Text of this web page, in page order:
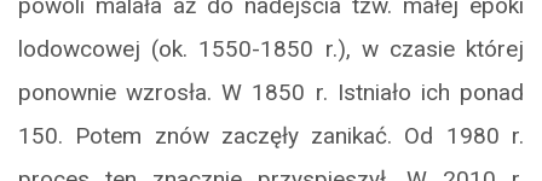
lodowcowej (ok. 1550-1850 r.), w czasie której
ponownie wzrosła. W 1850 r. Istniało ich ponad
150. Potem znów zaczęły zanikać. Od 1980 r.